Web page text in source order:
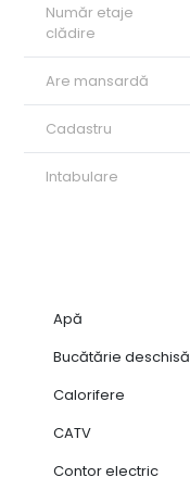
Număr etaje
clădire
Are mansardă
Cadastru
Intabulare
Apă
Bucătărie deschisă
Calorifere
CATV
Contor electric